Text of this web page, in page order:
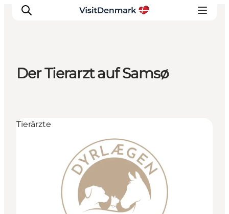
Unterkünfte
Reiseplanung
Der Tierarzt auf Samsø
Tierärzte